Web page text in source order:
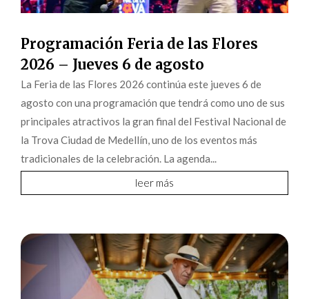
Programación Feria de las Flores
2026 – Jueves 6 de agosto
La Feria de las Flores 2026 continúa este jueves 6 de
agosto con una programación que tendrá como uno de sus
principales atractivos la gran final del Festival Nacional de
la Trova Ciudad de Medellín, uno de los eventos más
tradicionales de la celebración. La agenda...
leer más